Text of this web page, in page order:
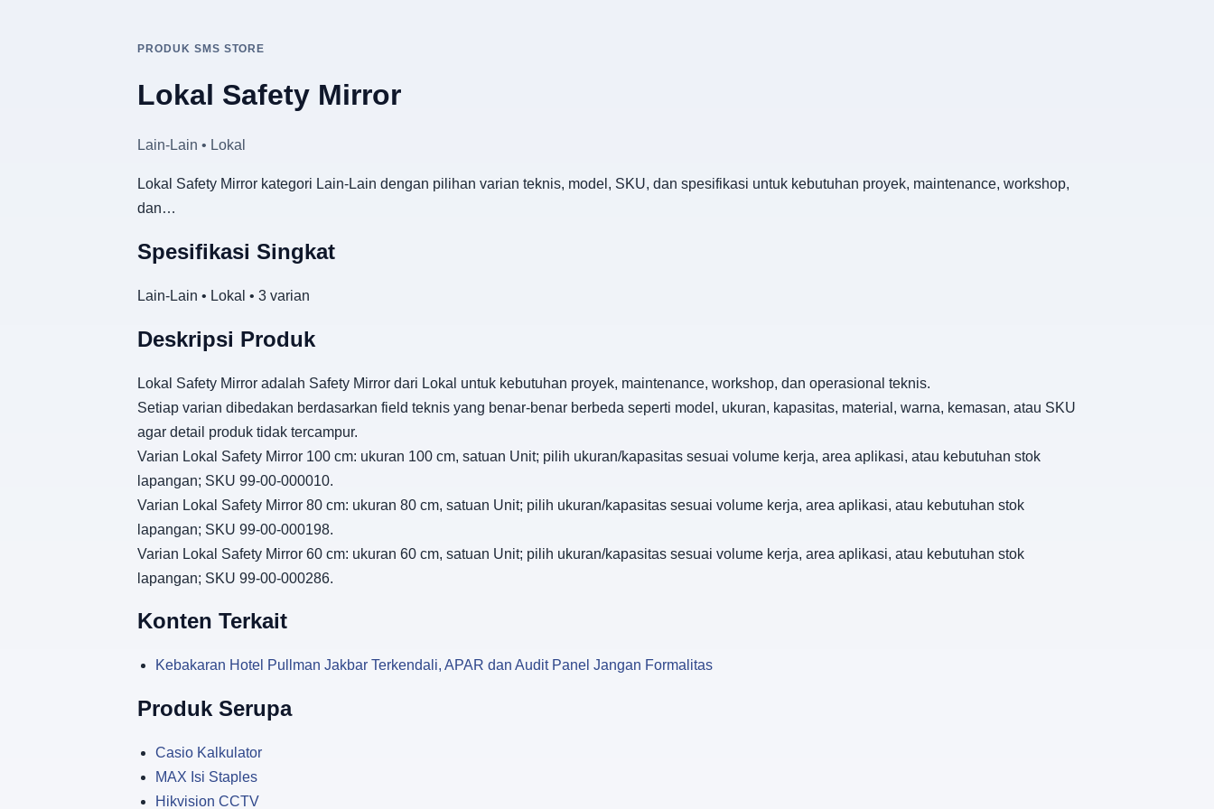
PRODUK SMS STORE
Lokal Safety Mirror
Lain-Lain • Lokal
Lokal Safety Mirror kategori Lain-Lain dengan pilihan varian teknis, model, SKU, dan spesifikasi untuk kebutuhan proyek, maintenance, workshop,
dan…
Spesifikasi Singkat
Lain-Lain • Lokal • 3 varian
Deskripsi Produk
Lokal Safety Mirror adalah Safety Mirror dari Lokal untuk kebutuhan proyek, maintenance, workshop, dan operasional teknis.
Setiap varian dibedakan berdasarkan field teknis yang benar-benar berbeda seperti model, ukuran, kapasitas, material, warna, kemasan, atau SKU
agar detail produk tidak tercampur.
Varian Lokal Safety Mirror 100 cm: ukuran 100 cm, satuan Unit; pilih ukuran/kapasitas sesuai volume kerja, area aplikasi, atau kebutuhan stok
lapangan; SKU 99-00-000010.
Varian Lokal Safety Mirror 80 cm: ukuran 80 cm, satuan Unit; pilih ukuran/kapasitas sesuai volume kerja, area aplikasi, atau kebutuhan stok
lapangan; SKU 99-00-000198.
Varian Lokal Safety Mirror 60 cm: ukuran 60 cm, satuan Unit; pilih ukuran/kapasitas sesuai volume kerja, area aplikasi, atau kebutuhan stok
lapangan; SKU 99-00-000286.
Konten Terkait
Kebakaran Hotel Pullman Jakbar Terkendali, APAR dan Audit Panel Jangan Formalitas
Produk Serupa
Casio Kalkulator
MAX Isi Staples
Hikvision CCTV